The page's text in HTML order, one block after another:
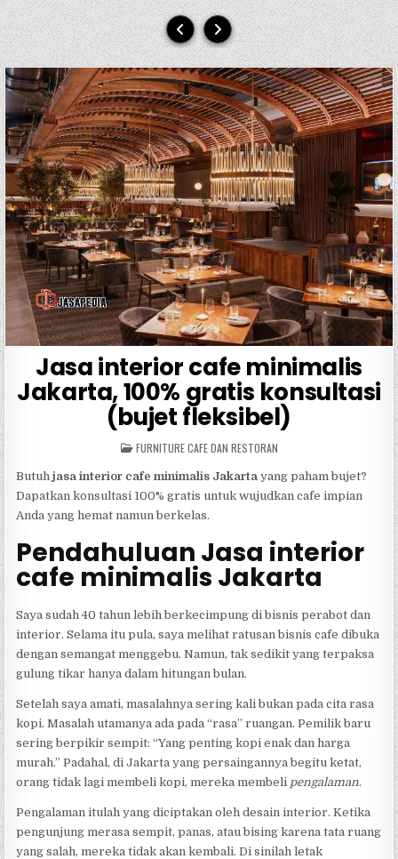
Jasa interior cafe minimalis
Jakarta, 100% gratis konsultasi
(bujet fleksibel)
POSTED
IN
FURNITURE CAFE DAN RESTORAN
Butuhjasa interior cafe minimalis Jakarta yang paham bujet?
Dapatkan konsultasi 100% gratis untuk wujudkan cafe impian
Anda yang hemat namun berkelas.
Pendahuluan Jasa interior
cafe minimalis Jakarta
Saya sudah 40 tahun lebih berkecimpung di bisnis perabot dan
interior. Selama itu pula, saya melihat ratusan bisnis cafe dibuka
dengan semangat menggebu. Namun, tak sedikit yang terpaksa
gulung tikar hanya dalam hitungan bulan.
Setelah saya amati, masalahnya sering kali bukan pada cita rasa
kopi. Masalah utamanya ada pada “rasa” ruangan. Pemilik baru
sering berpikir sempit: “Yang penting kopi enak dan harga
murah.” Padahal, di Jakarta yang persaingannya begitu ketat,
orang tidak lagi membeli kopi, mereka membeli pengalaman.
Pengalaman itulah yang diciptakan oleh desain interior. Ketika
pengunjung merasa sempit, panas, atau bising karena tata ruang
yang salah, mereka tidak akan kembali. Di sinilah letak